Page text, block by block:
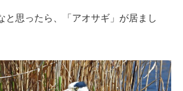
と思ったら、「アオサギ」が居まし